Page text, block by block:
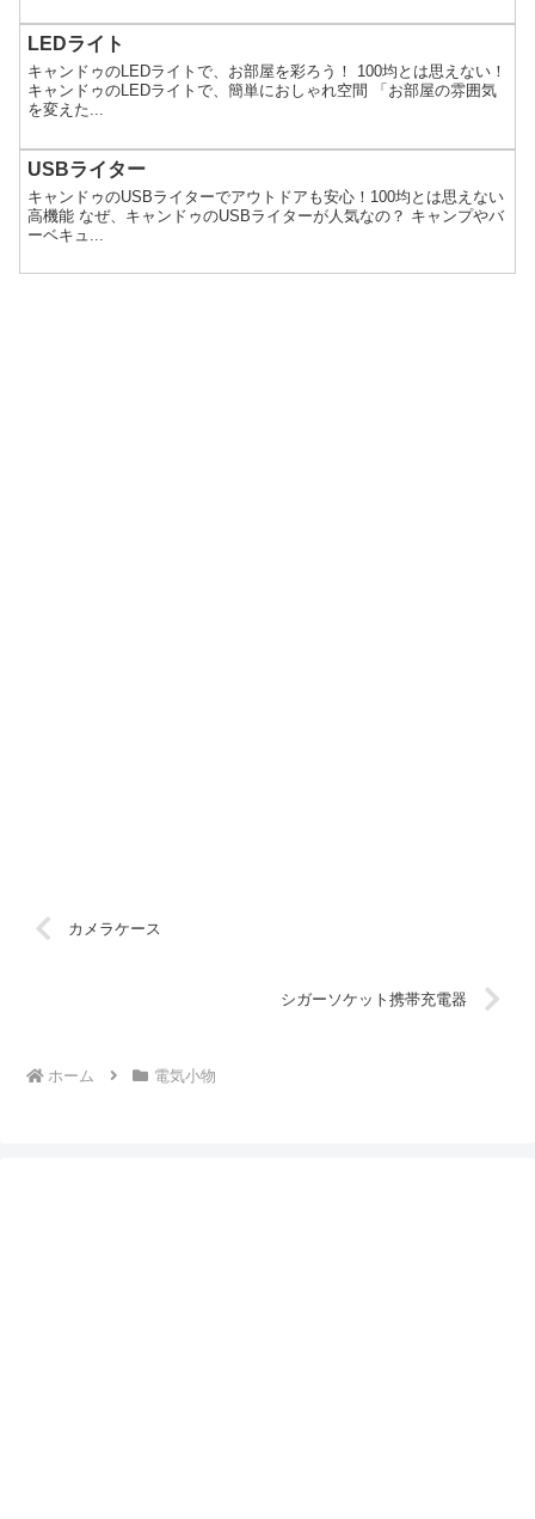
LEDライト
キャンドゥのLEDライトで、お部屋を彩ろう！ 100均とは思えない！
キャンドゥのLEDライトで、簡単におしゃれ空間 「お部屋の雰囲気
を変えた...
USBライター
キャンドゥのUSBライターでアウトドアも安心！100均とは思えない
高機能 なぜ、キャンドゥのUSBライターが人気なの？ キャンプやバ
ーベキュ...
カメラケース
シガーソケット携帯充電器
ホーム 電気小物